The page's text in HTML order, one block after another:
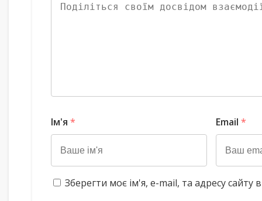
Ім'я * Email *
Зберегти моє ім'я, e-mail, та адресу